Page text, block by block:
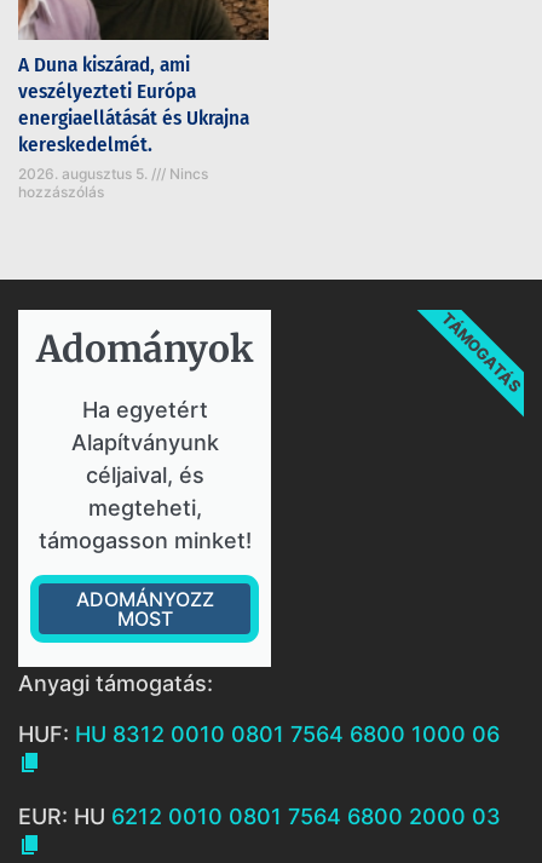
A Duna kiszárad, ami
veszélyezteti Európa
energiaellátását és Ukrajna
kereskedelmét.
2026. augusztus 5.
Nincs
hozzászólás
Adományok​
Ha egyetért
Alapítványunk
céljaival, és
megteheti,
támogasson minket!
ADOMÁNYOZZ
MOST
TÁMOGATÁS
Anyagi támogatás:
HUF: HU 8312 0010 0801 7564 6800 1000 06

EUR: HU 6212 0010 0801 7564 6800 2000 03
